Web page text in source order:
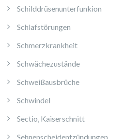
Schilddrüsenunterfunkion
Schlafstörungen
Schmerzkrankheit
Schwächezustände
Schweißausbrüche
Schwindel
Sectio, Kaiserschnitt
Sehnenscheidentzündungen